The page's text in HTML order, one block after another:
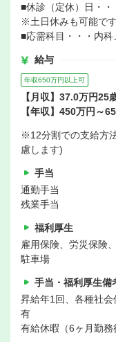
■休診（定休）日・
※土日休みも可能です
■応需科目・・・内科
給与
年収650万円以上可
【月収】37.0万円25
【年収】450万円～
※12分割での支給方
慮します)
手当
通勤手当
残業手当
福利厚生
雇用保険、労災保険
駐車場
手当・福利厚生備
昇給年1回、各種社
有
有給休暇（6ヶ月勤